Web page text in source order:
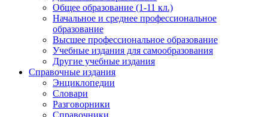
Общее образование (1-11 кл.)
Начальное и среднее профессиональное
образование
Высшее профессиональное образование
Учебные издания для самообразования
Другие учебные издания
Справочные издания
Энциклопедии
Словари
Разговорники
Справочники